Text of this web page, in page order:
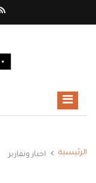
الرئيسية اخبار وتقارير